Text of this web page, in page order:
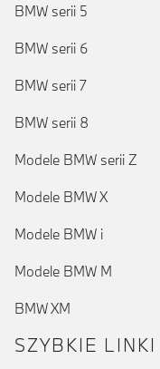
BMW serii 5
BMW serii 6
BMW serii 7
BMW serii 8
Modele BMW serii Z
Modele BMW X
Modele BMW i
Modele BMW M
BMW XM
SZYBKIE LINKI